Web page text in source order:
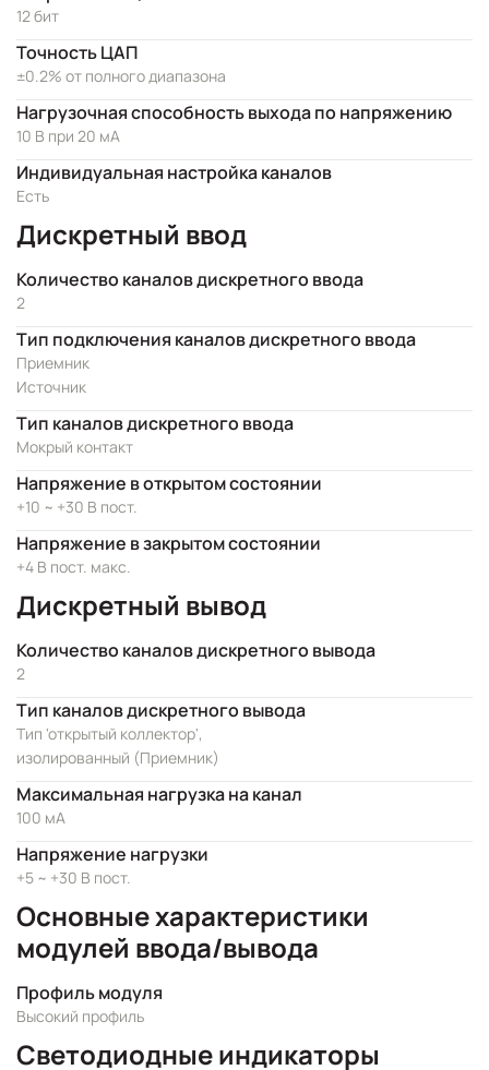
12 бит
Точность ЦАП
±0.2% от полного диапазона
Нагрузочная способность выхода по напряжению
10 В при 20 мА
Индивидуальная настройка каналов
Есть
Дискретный ввод
Количество каналов дискретного ввода
2
Тип подключения каналов дискретного ввода
Приемник
Источник
Тип каналов дискретного ввода
Мокрый контакт
Напряжение в открытом состоянии
+10 ~ +30 В пост.
Напряжение в закрытом состоянии
+4 В пост. макс.
Дискретный вывод
Количество каналов дискретного вывода
2
Тип каналов дискретного вывода
Тип 'открытый коллектор',
изолированный (Приемник)
Максимальная нагрузка на канал
100 мА
Напряжение нагрузки
+5 ~ +30 В пост.
Основные характеристики
модулей ввода/вывода
Профиль модуля
Высокий профиль
Светодиодные индикаторы